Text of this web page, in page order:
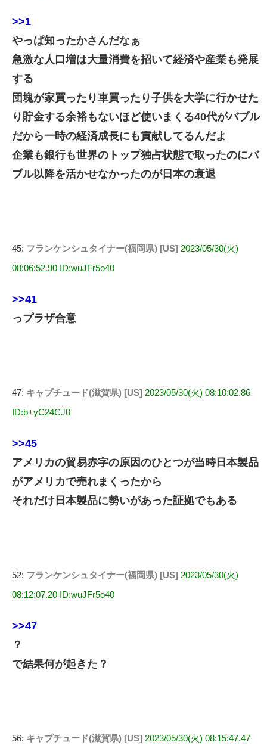
>>1
やっぱ知ったかさんだなぁ
急激な人口増は大量消費を招いて経済や産業も発展
する
団塊が家買ったり車買ったり子供を大学に行かせた
り貯金する余裕もないほど使いまくる40代がバブル
だから一時の経済成長にも貢献してるんだよ
企業も銀行も世界のトップ独占状態で取ったのにバ
ブル以降を活かせなかったのが日本の衰退
45: フランケンシュタイナー(福岡県) [US] 2023/05/30(火)
08:06:52.90 ID:wuJFr5o40
>>41
っプラザ合意
47: キャプチュード(滋賀県) [US] 2023/05/30(火) 08:10:02.86
ID:b+yC24CJ0
>>45
アメリカの貿易赤字の原因のひとつが当時日本製品
がアメリカで売れまくったから
それだけ日本製品に勢いがあった証拠でもある
52: フランケンシュタイナー(福岡県) [US] 2023/05/30(火)
08:12:07.20 ID:wuJFr5o40
>>47
？
で結果何が起きた？
56: キャプチュード(滋賀県) [US] 2023/05/30(火) 08:15:47.47